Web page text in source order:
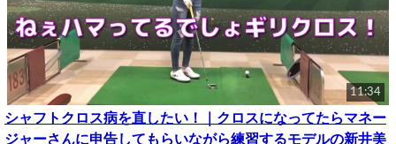
11:34
シャフトクロス病を直したい！｜クロスになってたらマネー
ジャーさんに申告してもらいながら練習するモデルの新井美